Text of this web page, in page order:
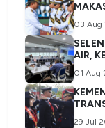
03 Aug
AIR,
01 Aug
29 Jul